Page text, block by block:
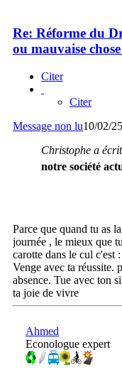
Re: Réforme du
ou mauvaise
Citer
Citer
Message non lu10/02/
Christophe a
notre société
Parce que quand tu as
journée , le mieux que
carotte dans le cul c'est
Venge avec ta réussite.
absence. Tue avec ton
ta joie de vivre
Ahmed
Econologue expert